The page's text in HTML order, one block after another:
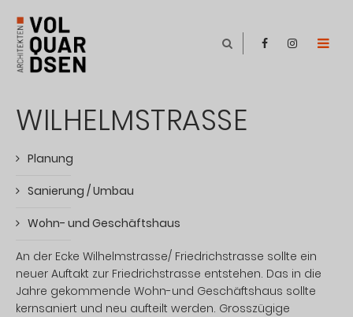
WILHELMSTRASSE
Planung
Sanierung / Umbau
Wohn- und Geschäftshaus
An der Ecke Wilhelmstrasse/ Friedrichstrasse sollte ein
neuer Auftakt zur Friedrichstrasse entstehen. Das in die
Jahre gekommende Wohn-und Geschäftshaus sollte
kernsaniert und neu aufteilt werden. Grosszügige